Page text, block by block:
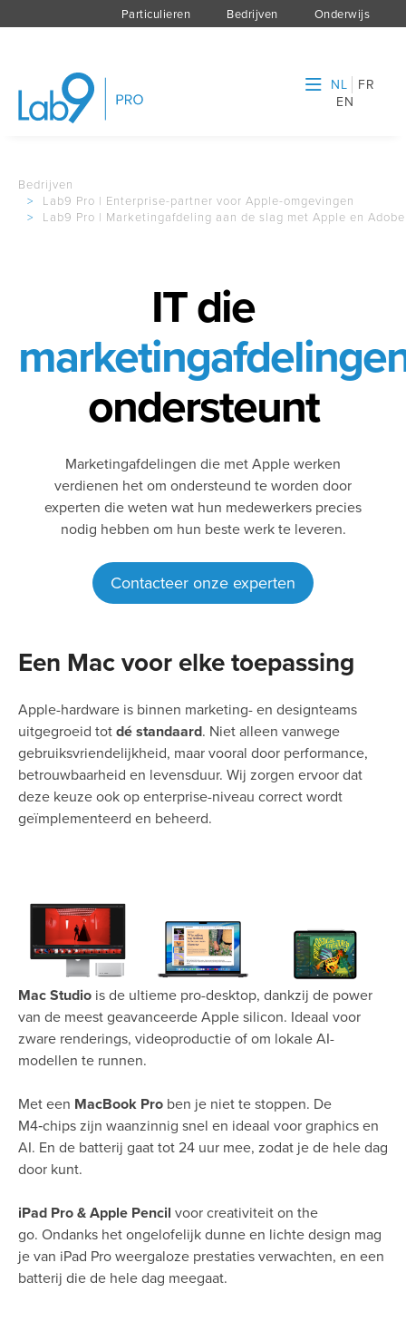
Particulieren Bedrijven Onderwijs
NL
FR
EN
Bedrijven
>
Lab9 Pro | Enterprise-partner voor Apple-omgevingen
>
Lab9 Pro | Marketingafdeling aan de slag met Apple en Adobe
IT die
ondersteunt
Marketingafdelingen die met Apple werken
verdienen het om ondersteund te worden door
experten die weten wat hun medewerkers precies
nodig hebben om hun beste werk te leveren.
Contacteer onze experten
Een Mac voor elke toepassing
Apple-hardware is binnen marketing- en designteams
uitgegroeid totdé standaard. Niet alleen vanwege
gebruiksvriendelijkheid, maar vooral door performance,
betrouwbaarheid en levensduur. Wij zorgen ervoor dat
deze keuze ook op enterprise-niveau correct wordt
geïmplementeerd en beheerd.
Mac Studio is de ultieme pro-desktop, dankzij de power
van de meest geavanceerde Apple silicon. Ideaal voor
zware renderings, videoproductie of om lokale AI-
modellen te runnen.
Met een MacBook Pro ben je niet te stoppen. De
M4‑chips zijn waanzinnig snel en ideaal voor graphics en
AI. En de batterij gaat tot 24 uur mee, zodat je de hele dag
door kunt.
iPad Pro & Apple Pencil voor creativiteit on the
go. Ondanks het ongelofelijk dunne en lichte design mag
je van iPad Pro weergaloze prestaties verwachten, en een
batterij die de hele dag meegaat.